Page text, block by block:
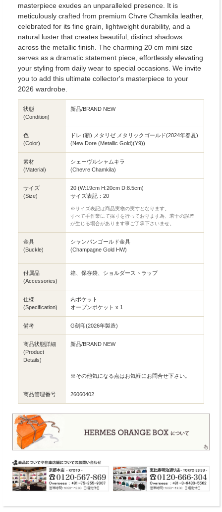
masterpiece exudes an unparalleled presence. It is
meticulously crafted from premium Chvre Chamkila leather,
celebrated for its fine grain, lightweight durability, and a
natural luster that creates beautiful, distinct shadows
across the metallic finish. The charming 20 cm mini size
serves as a dramatic statement piece, effortlessly elevating
your styling from daily wear to special occasions. We invite
you to add this ultimate collector's masterpiece to your
2026 wardrobe.
状態
(Condition)
新品/BRAND NEW
色
(Color)
ドレ (新) メタリゼ メタリックゴールド(2024年春夏)
(New Dore (Metallic Gold)(Y9))
素材
(Material)
シェーヴルシャムキラ
(Chevre Chamkila)
サイズ
(Size)
20 (W:19cm H:20cm D:8.5cm)
サイズ表記：20
※サイズ表記は商品実物の実寸となります。
すべて手作業にて採寸を行っております為、若干の誤差
が生じる場合があります事ご了承下さいませ。
金具
(Buckle)
シャンパンゴールド金具
(Champagne Gold HW)
付属品
(Accessories)
箱、保存袋、ショルダーストラップ
仕様
(Specification)
内ポケット
オープンポケット x 1
備考 G刻印(2026年製造)
商品状態詳細
(Product
Details)
新品/BRAND NEW
※その他気になる点はお気軽にお問合せ下さい。
商品管理番号 26060402